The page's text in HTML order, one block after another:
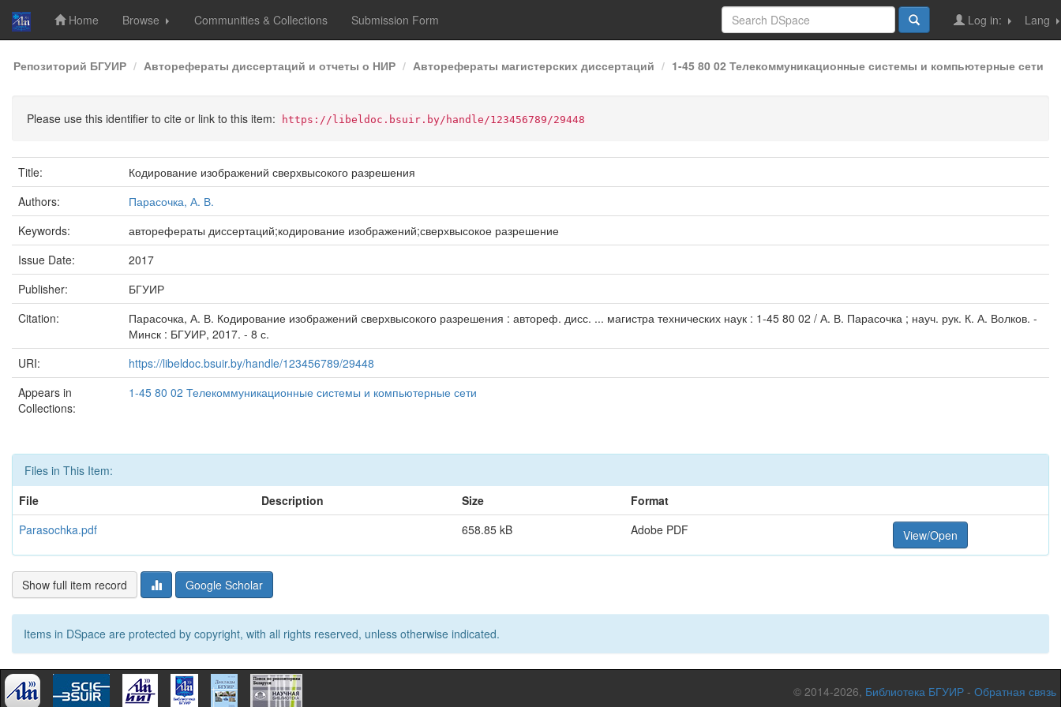
Skip
navigation
Home Browse Communities & Collections Submission Form Lang
Log in:
Репозиторий БГУИР Авторефераты диссертаций и отчеты о НИР Авторефераты магистерских диссертаций 1-45 80 02 Телекоммуникационные системы и компьютерные сети
Please use this identifier to cite or link to this item: https://libeldoc.bsuir.by/handle/123456789/29448
Title:
Кодирование изображений сверхвысокого разрешения
Authors:
Парасочка, А. В.
Keywords:
авторефераты диссертаций;кодирование изображений;сверхвысокое разрешение
Issue Date:
2017
Publisher:
БГУИР
Citation:
Парасочка, А. В. Кодирование изображений сверхвысокого разрешения : автореф. дисс. ... магистра технических наук : 1-45 80 02 / А. В. Парасочка ; науч. рук. К. А. Волков. -
Минск : БГУИР, 2017. - 8 с.
URI:
https://libeldoc.bsuir.by/handle/123456789/29448
Appears in
Collections:
1-45 80 02 Телекоммуникационные системы и компьютерные сети
Files in This Item:
File
Description Size
Format
Parasochka.pdf
658.85 kB Adobe PDF View/Open
Show full item record Google Scholar
Items in DSpace are protected by copyright, with all rights reserved, unless otherwise indicated.
© 2014-2026, Библиотека БГУИР - Обратная связь